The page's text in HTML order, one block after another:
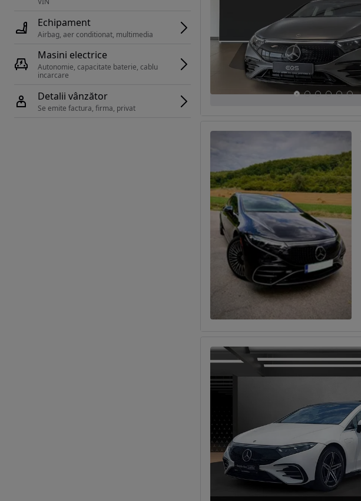
Echipament
Airbag, aer conditionat, multimedia
Masini electrice
Autonomie, capacitate baterie, cablu
Detalii vânzător
Se emite factura, firma, privat